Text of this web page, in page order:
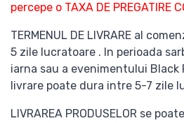
percepe o TAXA DE PREGATIRE
TERMENUL DE LIVRARE al
5 zile lucratoare . In perioada
iarna sau a evenimentului Black
livrare poate dura intre 5-7 zile
LIVRAREA PRODUSELOR se